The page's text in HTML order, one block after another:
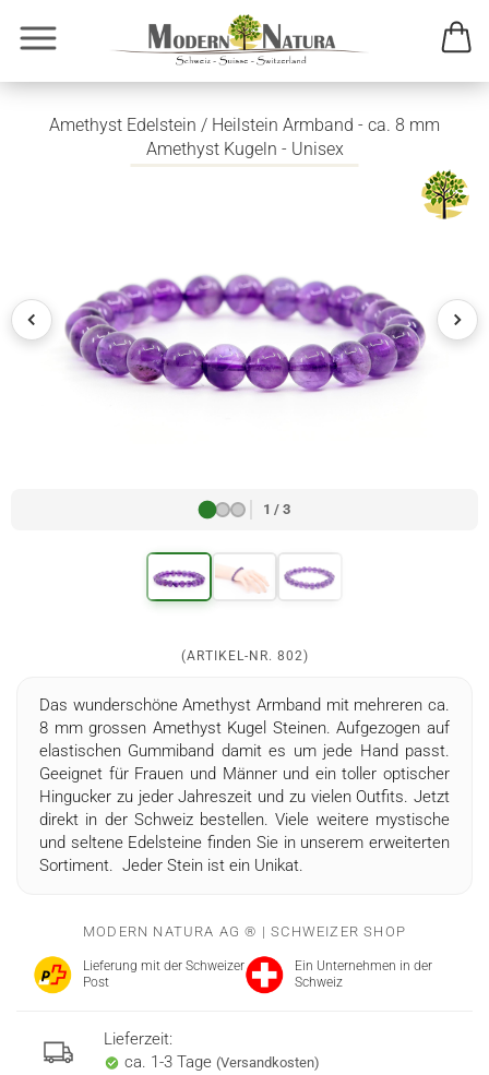
Amethyst Edelstein / Heilstein Armband - ca. 8 mm
Amethyst Kugeln - Unisex
1 / 3
(ARTIKEL-NR. 802)
Das wunderschöne Amethyst Armband mit mehreren ca.
8 mm grossen Amethyst Kugel Steinen. Aufgezogen auf
elastischen Gummiband damit es um jede Hand passt.
Geeignet für Frauen und Männer und ein toller optischer
Hingucker zu jeder Jahreszeit und zu vielen Outfits. Jetzt
direkt in der Schweiz bestellen. Viele weitere mystische
und seltene Edelsteine finden Sie in unserem erweiterten
Sortiment. Jeder Stein ist ein Unikat.
MODERN NATURA AG ® | SCHWEIZER SHOP
Lieferung mit der Schweizer
Post
Ein Unternehmen in der
Schweiz
Lieferzeit:
ca. 1-3 Tage (Versandkosten)